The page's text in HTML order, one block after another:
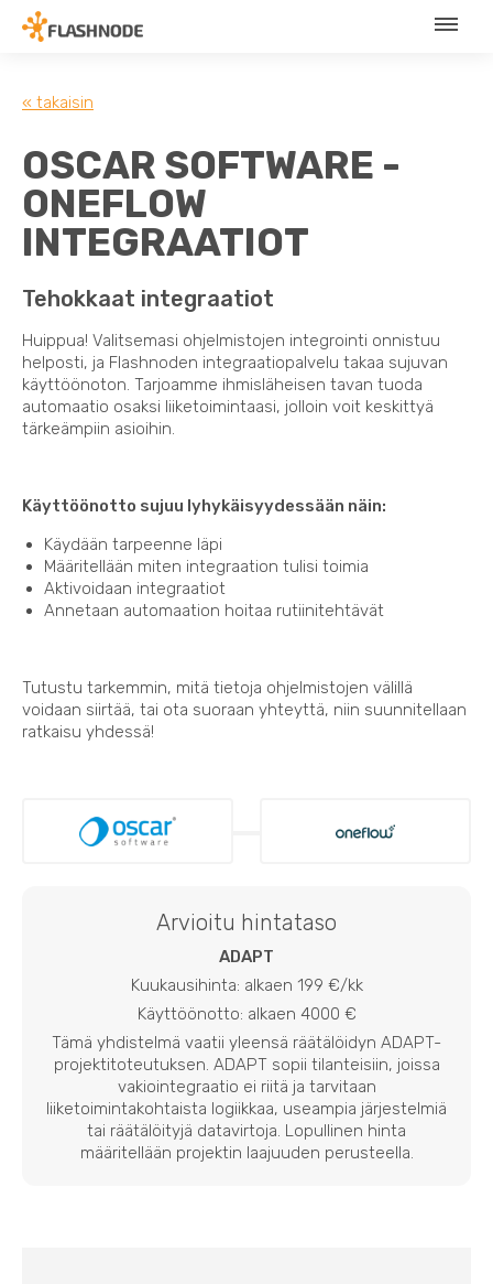
« takaisin
OSCAR SOFTWARE -
ONEFLOW
INTEGRAATIOT
Tehokkaat integraatiot
Huippua! Valitsemasi ohjelmistojen integrointi onnistuu
helposti, ja Flashnoden integraatiopalvelu takaa sujuvan
käyttöönoton. Tarjoamme ihmisläheisen tavan tuoda
automaatio osaksi liiketoimintaasi, jolloin voit keskittyä
tärkeämpiin asioihin.
Käyttöönotto sujuu lyhykäisyydessään näin:
Käydään tarpeenne läpi
Määritellään miten integraation tulisi toimia
Aktivoidaan integraatiot
Annetaan automaation hoitaa rutiinitehtävät
Tutustu tarkemmin, mitä tietoja ohjelmistojen välillä
voidaan siirtää, tai ota suoraan yhteyttä, niin suunnitellaan
ratkaisu yhdessä!
Arvioitu hintataso
ADAPT
Kuukausihinta: alkaen 199 €/kk
Käyttöönotto: alkaen 4000 €
Tämä yhdistelmä vaatii yleensä räätälöidyn ADAPT-
projektitoteutuksen. ADAPT sopii tilanteisiin, joissa
vakiointegraatio ei riitä ja tarvitaan
liiketoimintakohtaista logiikkaa, useampia järjestelmiä
tai räätälöityjä datavirtoja. Lopullinen hinta
määritellään projektin laajuuden perusteella.